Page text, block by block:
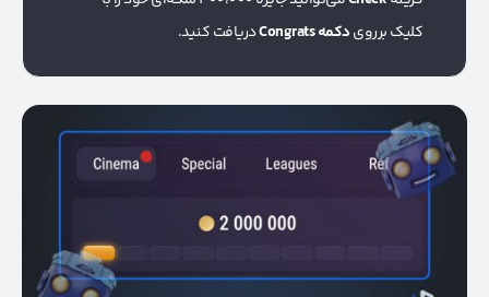
کلیک بررویدکمه Congrats دریافت کنید.